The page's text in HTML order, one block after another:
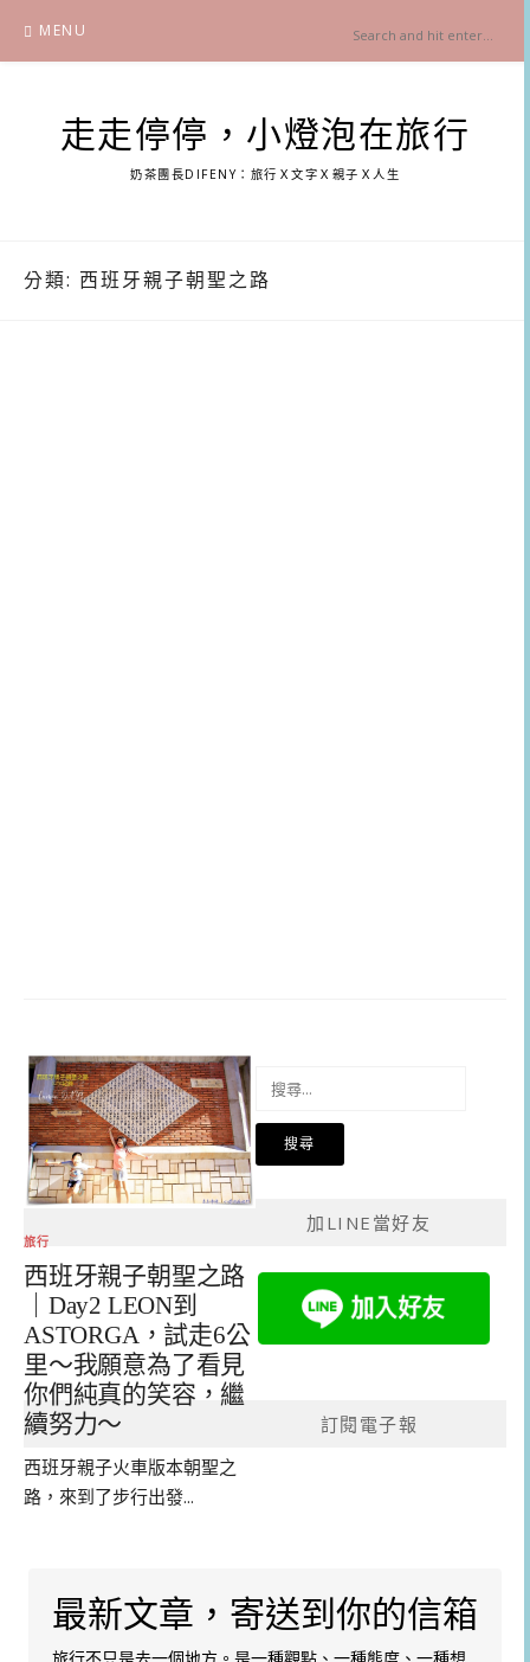
content
MENU
走走停停，小燈泡在旅行
奶茶團長DIFENY：旅行Ｘ文字Ｘ親子Ｘ人生
分類: 西班牙親子朝聖之路
旅行
西班牙親子朝聖之路
｜Day2 LEON到
ASTORGA，試走6公
里～我願意為了看見
你們純真的笑容，繼
續努力～
西班牙親子火車版本朝聖之
路，來到了步行出發...
關
加LINE當好友
訂閱電子報
最新文章，寄送到你的信箱
旅行不只是去一個地方。是一種觀點、一種態度、一種想